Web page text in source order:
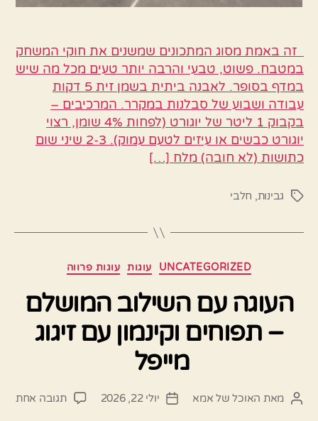
זה באמת מסוג המתכונים שמשנים את חוקי המשחק
במטבח. פשוט, טבעי והרבה יותר טעים מכל מה שיש
במדף בסופר. לאבנה ביתית בשמן זית 5 דקות
עבודה ושבוע של סבלנות במקרר. המרכיבים –
בקבוק 1 ליטר של יוגורט (לפחות 4% שומן, רצוי
יוגורט כבשים או עיזים לטעם עמוק). 2-3 שיני שום
כתושות (לא חובה) מלח […]
תגיותגבינות, חלבי
קטגוריות UNCATEGORIZED עוגות עוגות פרווה
העוגה עם השילוב המושלם
– תפוחים וקינמון עם זיגוג
מייפל
המחבר
מאת האוכל של אמא
תאריך
יולי 22, 2026 תגובה אחת